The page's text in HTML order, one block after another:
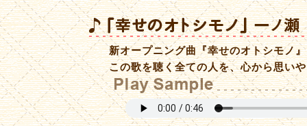
新オープニング曲『幸せのオトシモノ
この歌を聴く全ての人を、心から思い